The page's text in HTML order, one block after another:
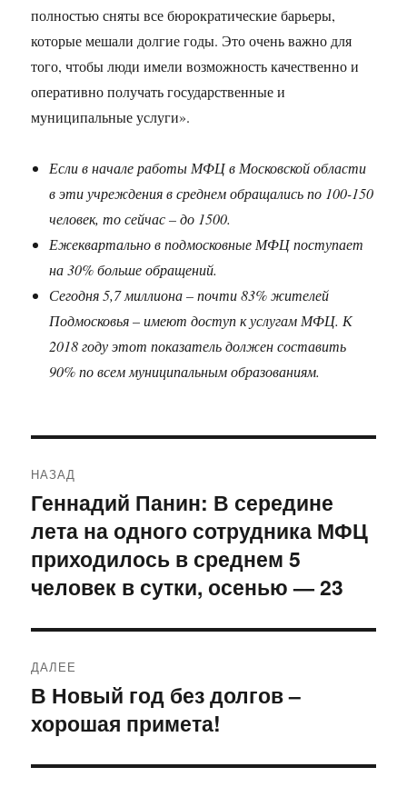
полностью сняты все бюрократические барьеры,
которые мешали долгие годы. Это очень важно для
того, чтобы люди имели возможность качественно и
оперативно получать государственные и
муниципальные услуги».
Если в начале работы МФЦ в Московской области
в эти учреждения в среднем обращались по 100-150
человек, то сейчас – до 1500.
Ежеквартально в подмосковные МФЦ поступает
на 30% больше обращений.
Сегодня 5,7 миллиона – почти 83% жителей
Подмосковья – имеют доступ к услугам МФЦ. К
2018 году этот показатель должен составить
90% по всем муниципальным образованиям.
по
записям
НАЗАД
Предыдущая
запись:
Геннадий Панин: В середине
лета на одного сотрудника МФЦ
приходилось в среднем 5
человек в сутки, осенью — 23
ДАЛЕЕ
Следующая
запись:
В Новый год без долгов –
хорошая примета!